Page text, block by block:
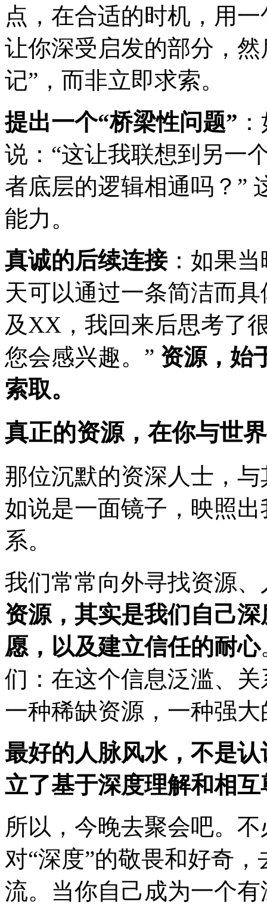
点，在合适的时机，用
让你深受启发的部分，
记”，而非立即求索。
提出一个“桥梁性问题”
说：“这让我联想到另一
者底层的逻辑相通吗？”
能力。
真诚的后续连接：如果
天可以通过一条简洁而
及XX，我回来后思考了
您会感兴趣。” 资源，始
索取。
真正的资源，在你与世
那位沉默的资深人士，
如说是一面镜子，映照出
系。
我们常常向外寻找资源
资源，其实是我们自己
愿，以及建立信任的耐心
们：在这个信息泛滥、
一种稀缺资源，一种强
最好的人脉风水，不是
立了基于深度理解和相
所以，今晚去聚会吧。
对“深度”的敬畏和好奇
流。当你自己成为一个